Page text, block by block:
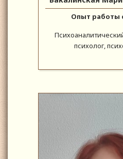
Опыт работы
психолог,